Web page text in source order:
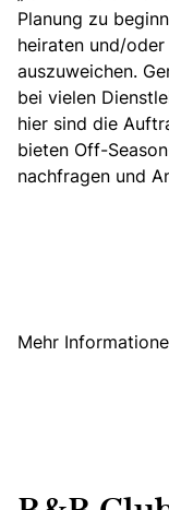
Planung zu
heiraten und/
auszuweichen.
bei vielen
hier sind die
bieten Off-
nachfragen und
Mehr